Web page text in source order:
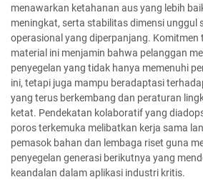
menawarkan ketahanan aus yang lebih
meningkat, serta stabilitas dimensi unggul
operasional yang diperpanjang. Komitmen
material ini menjamin bahwa pelanggan
penyegelan yang tidak hanya memenuhi
ini, tetapi juga mampu beradaptasi
yang terus berkembang dan peraturan
ketat. Pendekatan kolaboratif yang
poros terkemuka melibatkan kerja sama
pemasok bahan dan lembaga riset guna
penyegelan generasi berikutnya yang
keandalan dalam aplikasi industri kritis.